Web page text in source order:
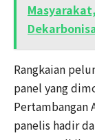
Rangkaian
panel yang
Pertambangan
panelis hadir